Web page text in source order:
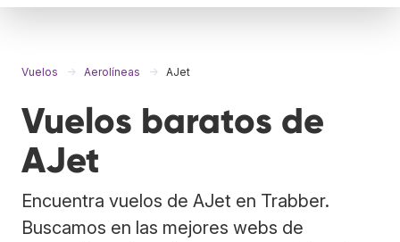
Vuelos Aerolíneas AJet
Vuelos baratos de
AJet
Encuentra vuelos de AJet en Trabber.
Buscamos en las mejores webs de